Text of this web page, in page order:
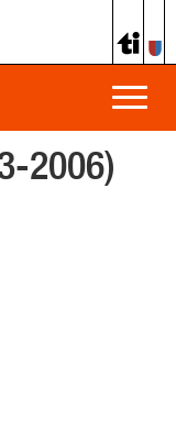
Toggle
2006)